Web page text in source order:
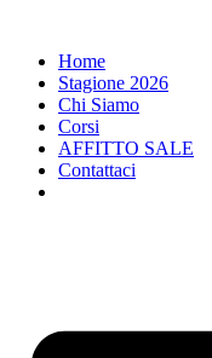
Home
Stagione 2026
Chi Siamo
Corsi
AFFITTO SALE
Contattaci